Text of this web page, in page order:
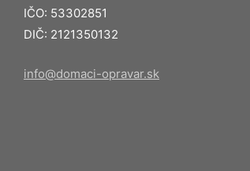
IČO: 53302851
DIČ: 2121350132
info@domaci-opravar.sk